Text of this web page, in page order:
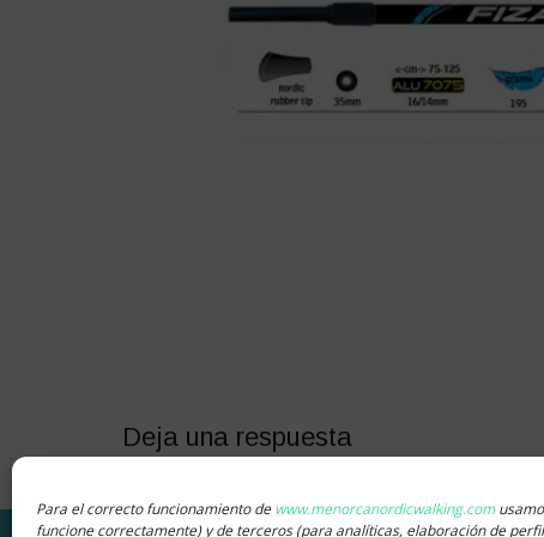
Para el correcto funcionamiento dewww.menorcanordicwalking.com
funcione correctamente) y de terceros (para analíticas, elaboración de
Deja una respuesta